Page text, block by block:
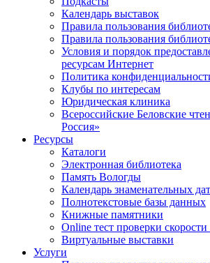
Календарь выставок
Правила пользования
Правила пользования
Условия и порядок
ресурсам Интернет
Политика
Клубы по интересам
Юридическая клиника
Всероссийские Беловские
Россия»
Ресурсы
Каталоги
Электронная библиотека
Память Вологды
Календарь знаменательных дат
Полнотекстовые базы данных
Книжные памятники
Online тест проверки скорости
Виртуальные выставки
Услуги